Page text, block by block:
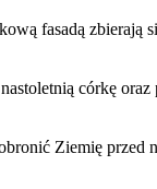
fasadą zbierają
córkę oraz
Ziemię przed